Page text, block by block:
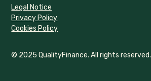
© 2025 QualityFinance. All rights reserved.
Legal Notice
Privacy Policy
Cookies Policy